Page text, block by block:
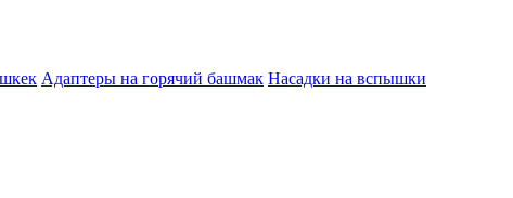
Адаптеры на горячий башмак Насадки на вспышки